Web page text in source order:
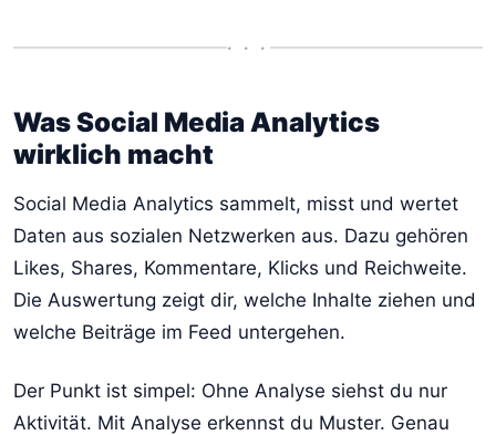
• • •
Was Social Media Analytics
wirklich macht
Social Media Analytics sammelt, misst und wertet
Daten aus sozialen Netzwerken aus. Dazu gehören
Likes, Shares, Kommentare, Klicks und Reichweite.
Die Auswertung zeigt dir, welche Inhalte ziehen und
welche Beiträge im Feed untergehen.
Der Punkt ist simpel: Ohne Analyse siehst du nur
Aktivität. Mit Analyse erkennst du Muster. Genau